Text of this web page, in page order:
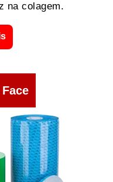
na colagem.